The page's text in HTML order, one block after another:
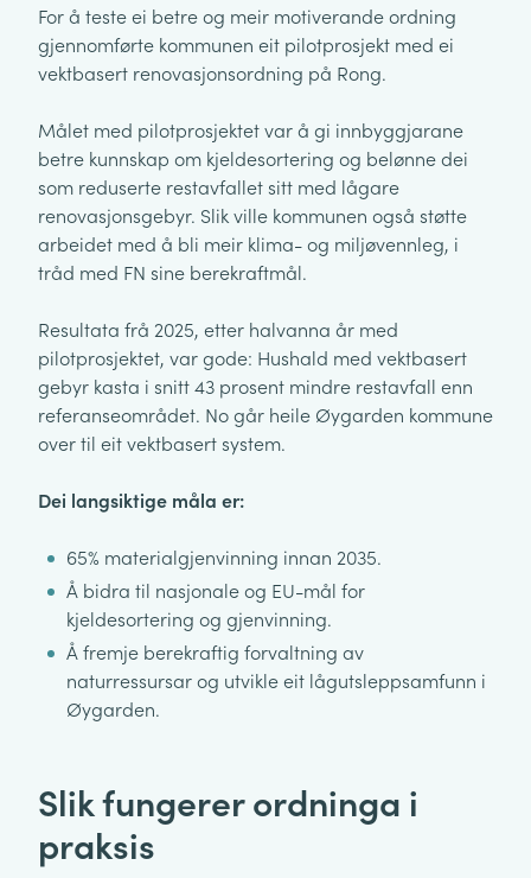
For å teste ei betre og meir motiverande ordning
gjennomførte kommunen eit pilotprosjekt med ei
vektbasert renovasjonsordning på Rong.
Målet med pilotprosjektet var å gi innbyggjarane
betre kunnskap om kjeldesortering og belønne dei
som reduserte restavfallet sitt med lågare
renovasjonsgebyr. Slik ville kommunen også støtte
arbeidet med å bli meir klima- og miljøvennleg, i
tråd med FN sine berekraftmål.
Resultata frå 2025, etter halvanna år med
pilotprosjektet, var gode: Hushald med vektbasert
gebyr kasta i snitt 43 prosent mindre restavfall enn
referanseområdet. No går heile Øygarden kommune
over til eit vektbasert system.
Dei langsiktige måla er:
65% materialgjenvinning innan 2035.
Å bidra til nasjonale og EU-mål for
kjeldesortering og gjenvinning.
Å fremje berekraftig forvaltning av
naturressursar og utvikle eit lågutsleppsamfunn i
Øygarden.
Slik fungerer ordninga i
praksis